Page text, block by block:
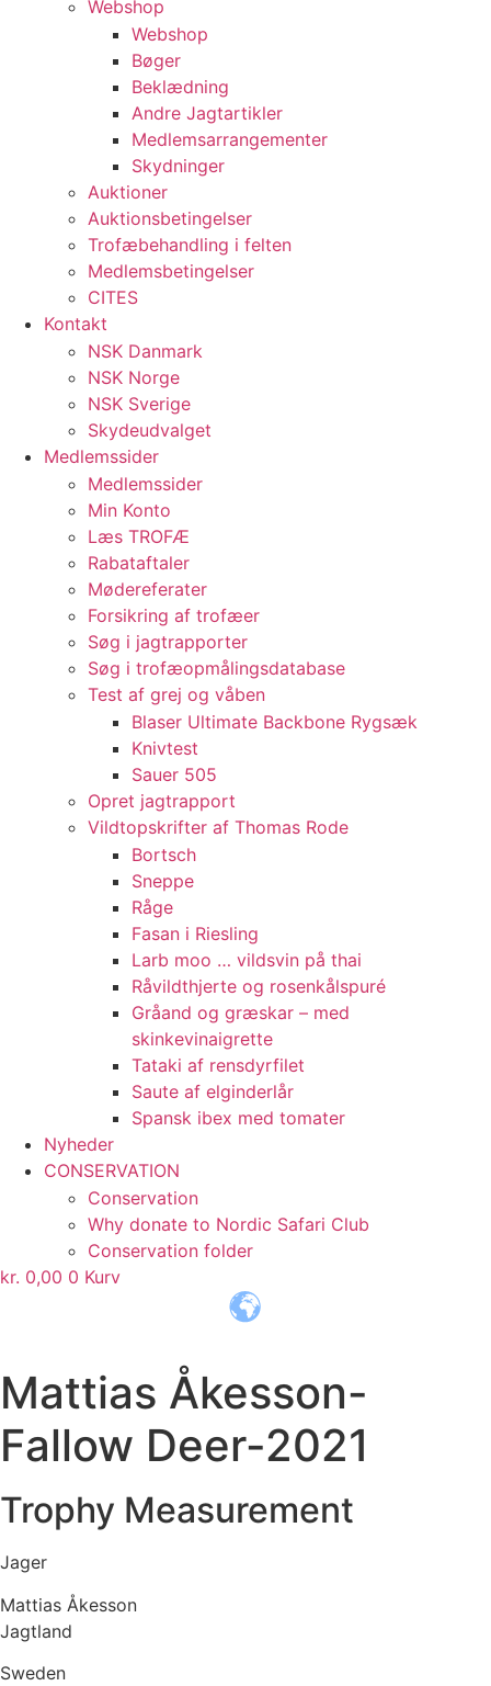
Webshop
Webshop
Bøger
Beklædning
Andre Jagtartikler
Medlemsarrangementer
Skydninger
Auktioner
Auktionsbetingelser
Trofæbehandling i felten
Medlemsbetingelser
CITES
Kontakt
NSK Danmark
NSK Norge
NSK Sverige
Skydeudvalget
Medlemssider
Medlemssider
Min Konto
Læs TROFÆ
Rabataftaler
Mødereferater
Forsikring af trofæer
Søg i jagtrapporter
Søg i trofæopmålingsdatabase
Test af grej og våben
Blaser Ultimate Backbone Rygsæk
Knivtest
Sauer 505
Opret jagtrapport
Vildtopskrifter af Thomas Rode
Bortsch
Sneppe
Råge
Fasan i Riesling
Larb moo … vildsvin på thai
Råvildthjerte og rosenkålspuré
Gråand og græskar – med
skinkevinaigrette
Tataki af rensdyrfilet
Saute af elginderlår
Spansk ibex med tomater
Nyheder
CONSERVATION
Conservation
Why donate to Nordic Safari Club
Conservation folder
kr. 0,00 0 Kurv
Mattias Åkesson-
Fallow Deer-2021
Trophy Measurement
Jager
Mattias Åkesson
Jagtland
Sweden